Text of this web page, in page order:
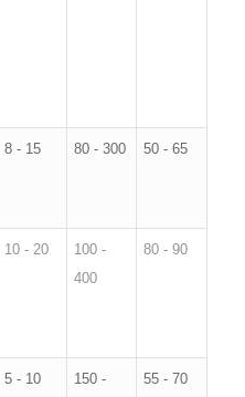
8 - 15 80 - 300 50 - 65
10 - 20
100 -
400
80 - 90
5 - 10
150 -
55 - 70